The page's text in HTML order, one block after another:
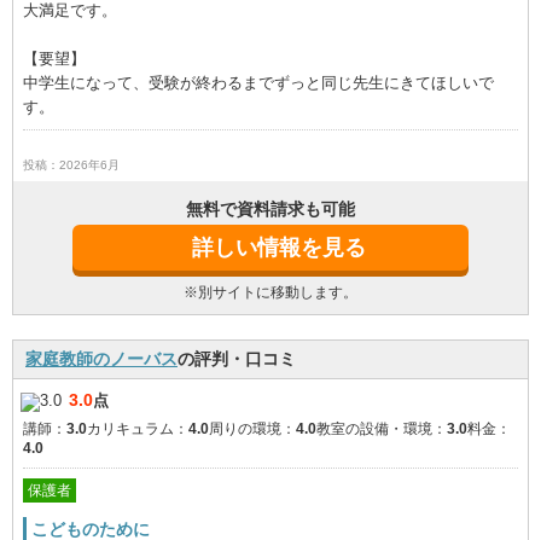
大満足です。
【要望】
中学生になって、受験が終わるまでずっと同じ先生にきてほしいで
す。
投稿：2026年6月
無料で資料請求も可能
詳しい情報を見る
※別サイトに移動します。
家庭教師のノーバスの評判・口コミ
3.0点
講師： 3.0カリキュラム： 4.0周りの環境： 4.0教室の設備・環境： 3.0料金：
4.0
保護者
こどものために